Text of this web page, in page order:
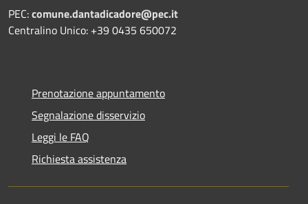
PEC:comune.dantadicadore@pec.it
Centralino Unico: +39 0435 650072
Prenotazione appuntamento
Segnalazione disservizio
Leggi le FAQ
Richiesta assistenza